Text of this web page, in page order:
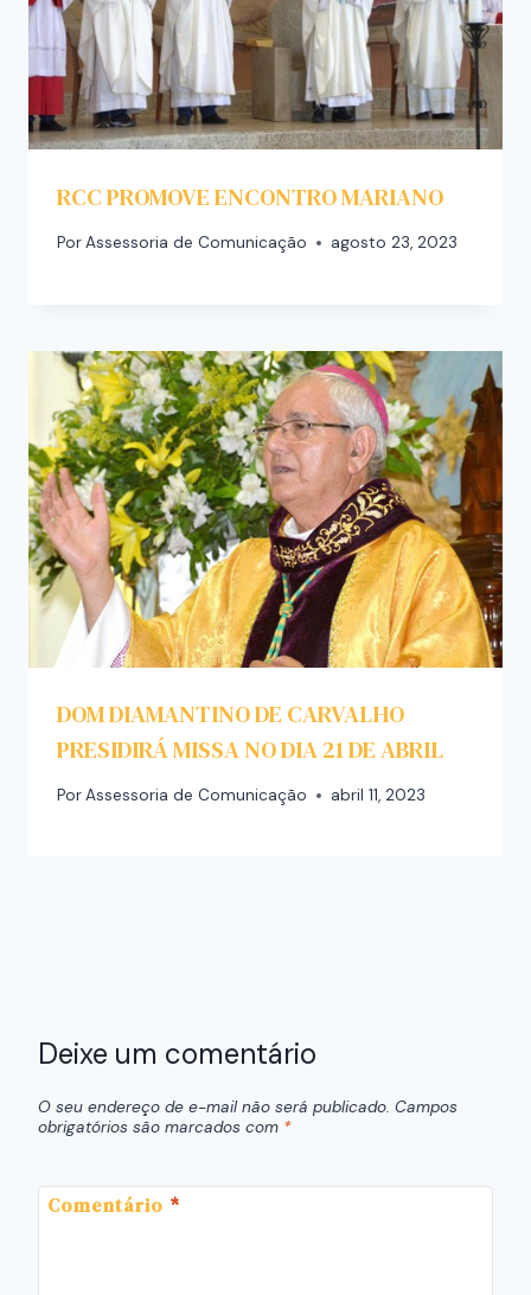
RCC PROMOVE ENCONTRO MARIANO
PorAssessoria de Comunicação agosto 23, 2023
DOM DIAMANTINO DE CARVALHO
PRESIDIRÁ MISSA NO DIA 21 DE ABRIL
PorAssessoria de Comunicação abril 11, 2023
Deixe um comentário
O seu endereço de e-mail não será publicado. Campos
obrigatórios são marcados com *
Comentário *